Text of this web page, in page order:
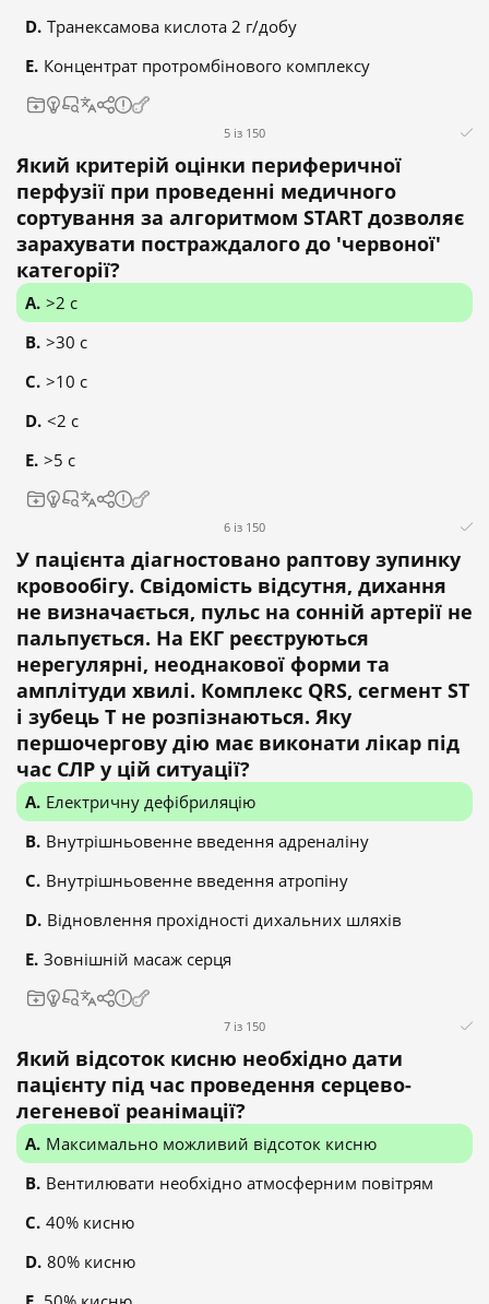
Транексамова кислота 2 г/добу
Концентрат протромбінового комплексу
5 із 150
Який критерій оцінки периферичної
перфузії при проведенні медичного
сортування за алгоритмом START дозволяє
зарахувати постраждалого до 'червоної'
категорії?
>2 c
>30 c
>10 c
<2 c
>5 c
6 із 150
У пацієнта діагностовано раптову зупинку
кровообігу. Свідомість відсутня, дихання
не визначається, пульс на сонній артерії не
пальпується. На ЕКГ реєструються
нерегулярні, неоднакової форми та
амплітуди хвилі. Комплекс QRS, сегмент ST
і зубець T не розпізнаються. Яку
першочергову дію має виконати лікар під
час СЛР у цій ситуації?
Електричну дефібриляцію
Внутрішньовенне введення адреналіну
Внутрішньовенне введення атропіну
Відновлення прохідності дихальних шляхів
Зовнішній масаж серця
7 із 150
Який відсоток кисню необхідно дати
пацієнту під час проведення серцево-
легеневої реанімації?
Максимально можливий відсоток кисню
Вентилювати необхідно атмосферним повітрям
40% кисню
80% кисню